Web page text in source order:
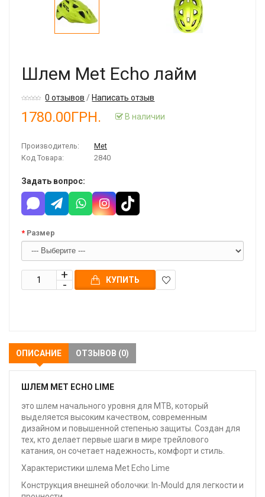
Шлем Met Echo лайм
0 отзывов /Написать отзыв
1780.00ГРН. В наличии
Производитель:
Met
Код Товара:
2840
Задать вопрос:
Размер
КУПИТЬ
ОПИСАНИЕ ОТЗЫВОВ (0)
ШЛЕМ MET ECHO LIME
это шлем начального уровня для MTB, который
выделяется высоким качеством, современным
дизайном и повышенной степенью защиты. Создан для
тех, кто делает первые шаги в мире трейлового
катания, он сочетает надежность, комфорт и стиль.
Характеристики шлема Met Echo Lime
Конструкция внешней оболочки: In-Mould для легкости и